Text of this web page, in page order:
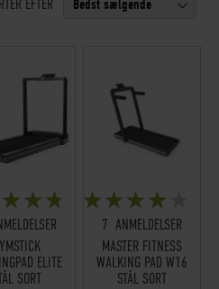
EFTER
93%
ELITE
SORT
BEDØMMELSE:
79%
7 ANMELDELSER
MASTER FITNESS
WALKING PAD W16
STÅL SORT